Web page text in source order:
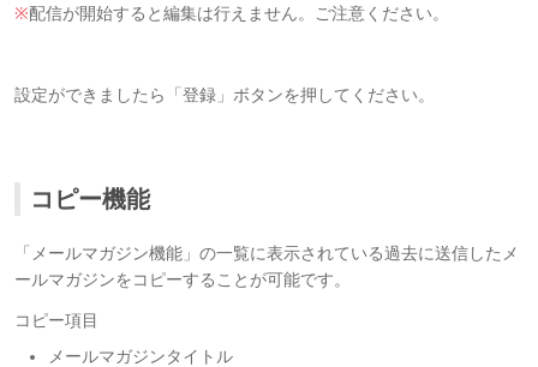
※配信が開始すると編集は行えません。ご注意ください。
設定ができましたら「登録」ボタンを押してください。
コピー機能
「メールマガジン機能」の一覧に表示されている過去に送信したメ
ールマガジンをコピーすることが可能です。
コピー項目
メールマガジンタイトル